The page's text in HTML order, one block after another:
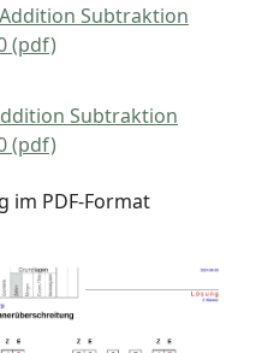
Subtraktion
(pdf)
Subtraktion
(pdf)
im PDF-Format